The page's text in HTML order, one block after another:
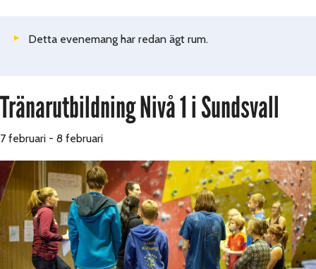
Detta evenemang har redan ägt rum.
Tränarutbildning Nivå 1 i Sundsvall
7 februari - 8 februari